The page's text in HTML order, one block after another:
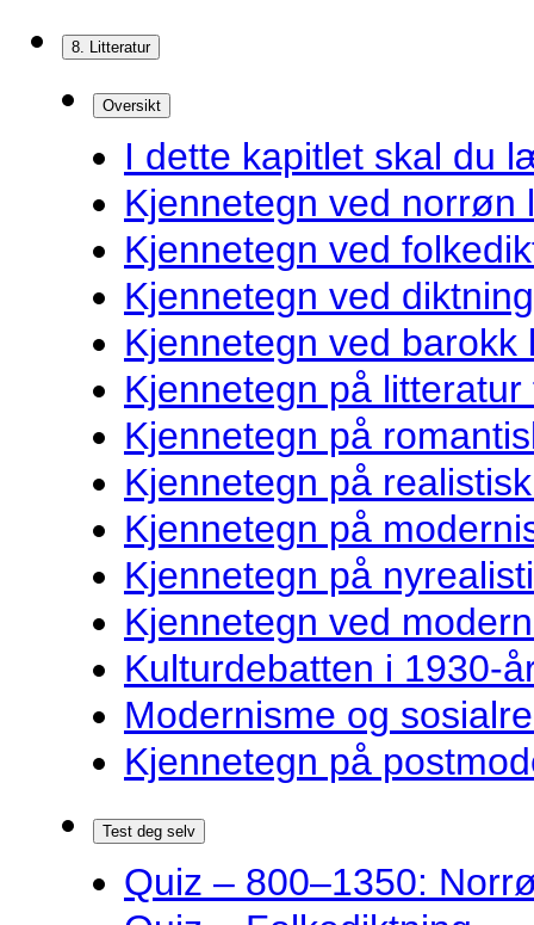
8. Litteratur
Oversikt
I dette kapitlet skal du
Kjennetegn ved norrøn
Kjennetegn ved
Kjennetegn ved
Kjennetegn ved barokk
Kjennetegn på
Kjennetegn på
Kjennetegn på
Kjennetegn på
Kjennetegn på
Kjennetegn ved
Kulturdebatten i 1930-
Modernisme og
Kjennetegn på
Test deg selv
Quiz – 800–1350: